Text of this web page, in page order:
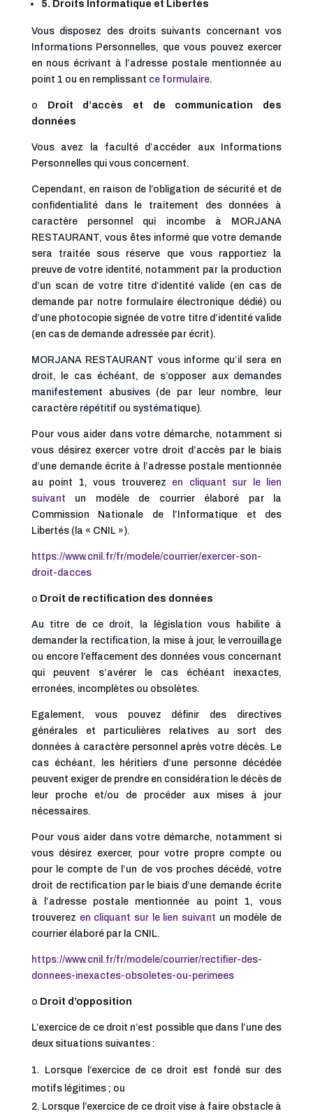
5. Droits Informatique et Libertés
Vous disposez des droits suivants concernant vos
Informations Personnelles, que vous pouvez exercer
en nous écrivant à l’adresse postale mentionnée au
point 1 ou en remplissant ce formulaire.
o
Droit d’accès et de communication des
données
Vous avez la faculté d’accéder aux Informations
Personnelles qui vous concernent.
Cependant, en raison de l’obligation de sécurité et de
confidentialité dans le traitement des données à
caractère personnel qui incombe à MORJANA
RESTAURANT, vous êtes informé que votre demande
sera traitée sous réserve que vous rapportiez la
preuve de votre identité, notamment par la production
d’un scan de votre titre d’identité valide (en cas de
demande par notre formulaire électronique dédié) ou
d’une photocopie signée de votre titre d’identité valide
(en cas de demande adressée par écrit).
MORJANA RESTAURANT vous informe qu’il sera en
droit, le cas échéant, de s’opposer aux demandes
manifestement abusives (de par leur nombre, leur
caractère répétitif ou systématique).
Pour vous aider dans votre démarche, notamment si
vous désirez exercer votre droit d’accès par le biais
d’une demande écrite à l’adresse postale mentionnée
au point 1, vous trouverez en cliquant sur le lien
suivant un modèle de courrier élaboré par la
Commission Nationale de l’Informatique et des
Libertés (la « CNIL »).
https://www.cnil.fr/fr/modele/courrier/exercer-son-
droit-dacces
o Droit de rectification des données
Au titre de ce droit, la législation vous habilite à
demander la rectification, la mise à jour, le verrouillage
ou encore l’effacement des données vous concernant
qui peuvent s’avérer le cas échéant inexactes,
erronées, incomplètes ou obsolètes.
Egalement, vous pouvez définir des directives
générales et particulières relatives au sort des
données à caractère personnel après votre décès. Le
cas échéant, les héritiers d’une personne décédée
peuvent exiger de prendre en considération le décès de
leur proche et/ou de procéder aux mises à jour
nécessaires.
Pour vous aider dans votre démarche, notamment si
vous désirez exercer, pour votre propre compte ou
pour le compte de l’un de vos proches décédé, votre
droit de rectification par le biais d’une demande écrite
à l’adresse postale mentionnée au point 1, vous
trouverez en cliquant sur le lien suivant un modèle de
courrier élaboré par la CNIL.
https://www.cnil.fr/fr/modele/courrier/rectifier-des-
donnees-inexactes-obsoletes-ou-perimees
o Droit d’opposition
L’exercice de ce droit n’est possible que dans l’une des
deux situations suivantes :
Lorsque l’exercice de ce droit est fondé sur des
motifs légitimes ; ou
Lorsque l’exercice de ce droit vise à faire obstacle à